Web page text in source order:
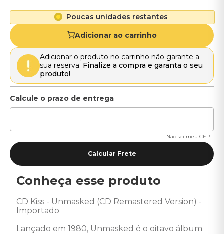
Poucas unidades restantes
Adicionar ao carrinho
Adicionar o produto no carrinho não garante a
sua reserva. Finalize a compra e garanta o seu
produto!
Não sei meu CEP
Conheça esse produto
CD Kiss - Unmasked (CD Remastered Version) -
Importado
Lançado em 1980, Unmasked é o oitavo álbum